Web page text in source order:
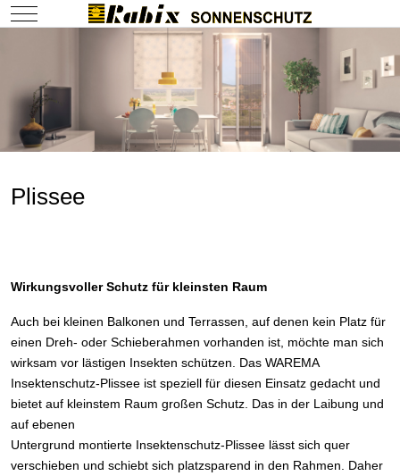
Mobile Menu Toggle
Plissee
Wirkungsvoller Schutz für kleinsten Raum
Auch bei kleinen Balkonen und Terrassen, auf denen kein Platz für
einen Dreh- oder Schieberahmen vorhanden ist, möchte man sich
wirksam vor lästigen Insekten schützen. Das WAREMA
Insektenschutz-Plissee ist speziell für diesen Einsatz gedacht und
bietet auf kleinstem Raum großen Schutz. Das in der Laibung und
auf ebenen
Untergrund montierte Insektenschutz-Plissee lässt sich quer
verschieben und schiebt sich platzsparend in den Rahmen. Daher